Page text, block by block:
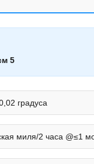
5
градуса
миля/2 часа @≤1